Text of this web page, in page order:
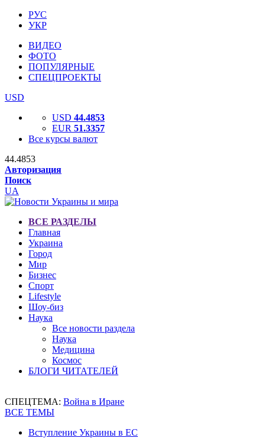
РУС
УКР
ВИДЕО
ФОТО
ПОПУЛЯРНЫЕ
СПЕЦПРОЕКТЫ
USD
USD 44.4853
EUR 51.3357
Все курсы валют
44.4853
Авторизация
Поиск
UA
ВСЕ РАЗДЕЛЫ
Главная
Украина
Город
Мир
Бизнес
Спорт
Lifestyle
Шоу-биз
Наука
Все новости раздела
Наука
Медицина
Космос
БЛОГИ ЧИТАТЕЛЕЙ
СПЕЦТЕМА: Война в Иране
ВСЕ ТЕМЫ
Вступление Украины в ЕС